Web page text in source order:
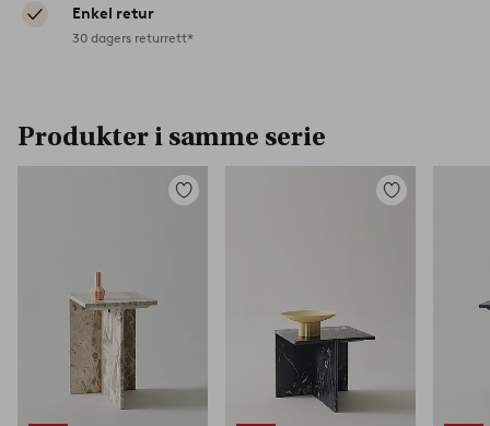
Enkel retur
30 dagers returrett*
Produkter i samme serie
Legg
Legg